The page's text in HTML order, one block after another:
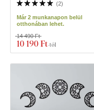
(2)
Már 2 munkanapon belül
otthonában lehet.
10 190 Ft-tól
14 490 Ft